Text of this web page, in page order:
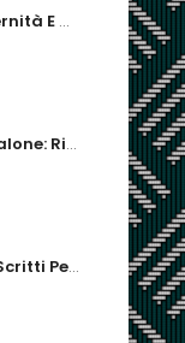
Ugo Perone: Modernità E Memoria
Carla Musso Casalone: Ritratto Di Una Monaca Ribelle. Brigida Franzone,...
Luca Grecchi: Gli Scritti Perduti Di Aristotele. Ipotesi Di Ricostruzione